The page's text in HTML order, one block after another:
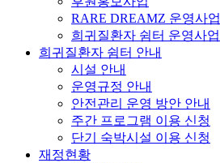
RARE DREAMZ 운영사업
희귀질환자 쉼터 운영사업
희귀질환자 쉼터 안내
시설 안내
운영규정 안내
안전관리 운영 방안 안내
주간 프로그램 이용 신청
단기 숙박시설 이용 신청
재정현황